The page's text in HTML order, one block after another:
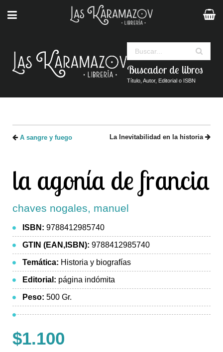
Buscador de libros
Título, Autor, Editorial o ISBN
A sangre y fuego La Inevitabilidad en la historia
la agonía de francia
chaves nogales, manuel
ISBN: 9788412985740
GTIN (EAN,ISBN): 9788412985740
Temática: Historia y biografías
Editorial: página indómita
Peso: 500 Gr.
$1.100